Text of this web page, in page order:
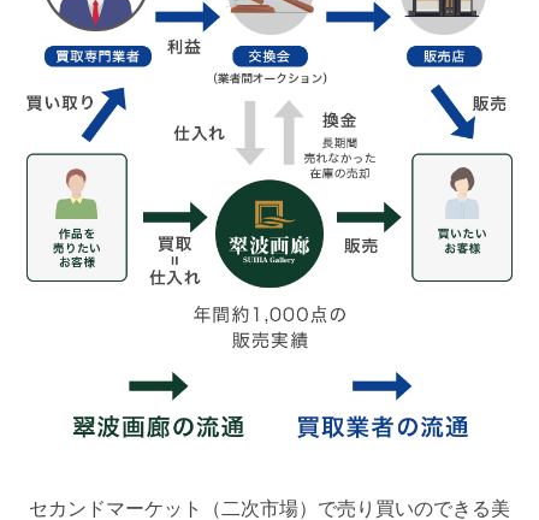
セカンドマーケット（二次市場）で売り買いのできる美